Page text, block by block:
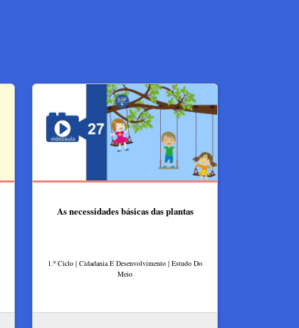
As necessidades básicas das plantas
1.º Ciclo | Cidadania E Desenvolvimento | Estudo Do
Meio